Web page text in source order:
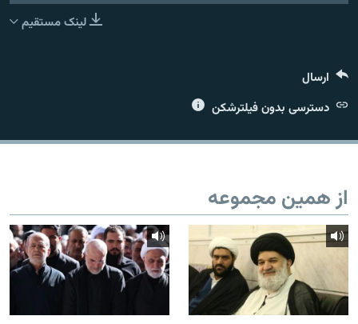
لینک مستقیم
ارسال
دسترسی بدون فیلترشکن
از همین مجموعه